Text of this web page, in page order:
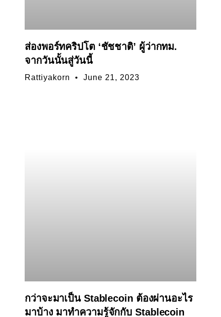
ส่องพอร์ทคริปโต ‘ชัชชาติ’ ผู้ว่ากทม.
จากวันนั้นสู่วันนี้
Rattiyakorn June 21, 2023
กว่าจะมาเป็น Stablecoin ต้องผ่านอะไร
มาบ้าง มาทำความรู้จักกับ Stablecoin